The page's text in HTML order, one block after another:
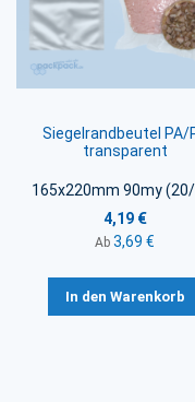
Siegelrandbeutel PA/
transparent
165x220mm 90my
4,19 €
Ab 3,69 €
In den Warenkorb